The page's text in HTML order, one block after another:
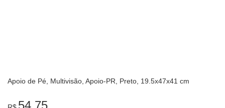
Apoio de Pé, Multivisão, Apoio-PR, Preto, 19.5x47x41 cm